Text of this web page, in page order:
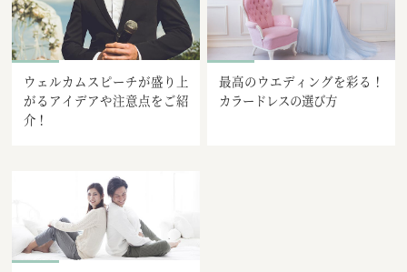
ウェルカムスピーチが盛り上
がるアイデアや注意点をご紹
介！
最高のウエディングを彩る！
カラードレスの選び方